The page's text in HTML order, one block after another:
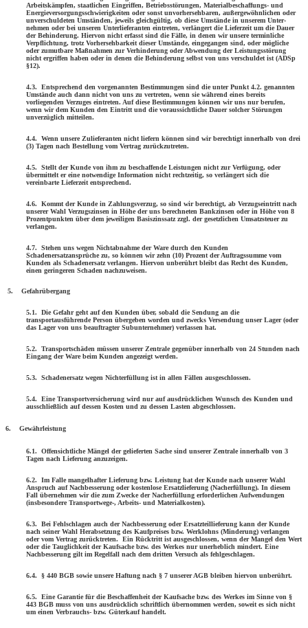
Arbeitskämpfen, staatlichen Eingriffen, Betriebsstörungen, Materialbeschaffungs- und
Energieversorgungsschwierigkeiten oder sonst unvorhersehbaren, außergewöhnlichen oder
unverschuldeten Umständen, jeweils gleichgültig, ob diese Umstände in unserem Unter­­
nehmen oder bei unseren Unterlieferanten eintreten, verlängert die Lieferzeit um die Dauer
der Behinderung. Hiervon nicht erfasst sind die Fälle, in denen wir unsere terminliche
Verpflichtung, trotz Vorher­sehbarkeit dieser Umstände, eingegangen sind, oder mögliche
oder zumutbare Maßnahmen zur Verhinderung oder Abwendung der Leistungs­­störung
nicht ergriffen haben oder in denen die Behin­de­rung selbst von uns verschuldet ist (ADSp
§12).
4.3. Entsprechend den vorgenannten Bestimmungen sind die unter Punkt 4.2. genannten
Umstände auch dann nicht von uns zu vertreten, wenn sie während eines bereits
vorliegenden Verzuges eintreten. Auf diese Bestim­mungen können wir uns nur berufen,
wenn wir dem Kunden den Ein­tritt und die voraussichtliche Dauer solcher Störungen
unverzüglich mitteilen.
4.4. Wenn unsere Zulieferanten nicht liefern können sind wir berechtigt inner­halb von drei
(3) Tagen nach Bestellung vom Vertrag zurück­zutreten.
4.5. Stellt der Kunde von ihm zu beschaffende Leistungen nicht zur Ver­fü­gung, oder
übermittelt er eine notwendige Information nicht recht­zeitig, so verlängert sich die
vereinbarte Lieferzeit entsprechend.
4.6. Kommt der Kunde in Zahlungsverzug, so sind wir berechtigt, ab Verzugseintritt nach
unserer Wahl Verzugszinsen in Höhe der uns berechneten Bankzinsen oder in Höhe von 8
Prozentpunkten über dem jeweiligen Basiszinssatz zzgl. der gesetzlichen Umsatzsteuer zu
verlangen.
4.7. Stehen uns wegen Nichtabnahme der Ware durch den Kunden
Schadenersatzansprüche zu, so können wir zehn (10) Prozent der Auftragssumme vom
Kunden als Schadenersatz verlangen. Hiervon unberührt bleibt das Recht des Kunden,
einen geringeren Schaden nachzuweisen.
5. Gefahrübergang
5.1. Die Gefahr geht auf den Kunden über, sobald die Sendung an die
transportausführende Person übergeben worden und zwecks Versendung unser Lager (oder
das Lager von uns beauftragter Subunternehmer) verlassen hat.
5.2. Transportschäden müssen unserer Zentrale gegenüber innerhalb von 24 Stunden nach
Eingang der Ware beim Kunden angezeigt werden.
5.3. Schadenersatz wegen Nichterfüllung ist in allen Fällen ausgeschlossen.
5.4. Eine Transportversicherung wird nur auf ausdrücklichen Wunsch des Kunden und
ausschließlich auf dessen Kosten und zu dessen Lasten abgeschlossen.
6. Gewährleistung
6.1. Offensichtliche Mängel der gelieferten Sache sind unserer Zentrale innerhalb von 3
Tagen nach Lieferung anzuzeigen.
6.2. Im Falle mangelhafter Lieferung bzw. Leistung hat der Kunde nach unserer Wahl
Anspruch auf Nachbesserung oder kostenlose Ersatz­lieferung (Nacherfüllung). In diesem
Fall übernehmen wir die zum Zwecke der Nacherfüllung erforderlichen Aufwendungen
(insbesondere Transportwege-, Arbeits- und Materialkosten).
6.3. Bei Fehlschlagen auch der Nachbesserung oder Ersatzteillieferung kann der Kunde
nach seiner Wahl Herabsetzung des Kaufpreises bzw. Werklohns (Minderung) verlangen
oder vom Vertrag zurücktreten. Ein Rücktritt ist ausgeschlossen, wenn der Mangel den Wert
oder die Tauglichkeit der Kaufsache bzw. des Werkes nur unerheblich mindert. Eine
Nachbesserung gilt im Regelfall nach dem dritten Versuch als fehlgeschlagen.
6.4. § 440 BGB sowie unsere Haftung nach § 7 unserer AGB bleiben hiervon unberührt.
6.5. Eine Garantie für die Beschaffenheit der Kaufsache bzw. des Werkes im Sinne von §
443 BGB muss von uns ausdrücklich schriftlich über­nom­men werden, soweit es sich nicht
um einen Verbrauchs- bzw. Güterkauf handelt.